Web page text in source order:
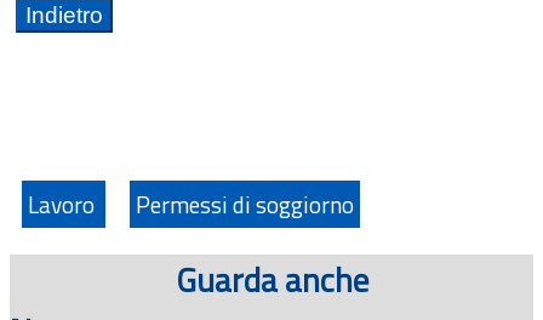
Lavoro Permessi di soggiorno
Guarda anche